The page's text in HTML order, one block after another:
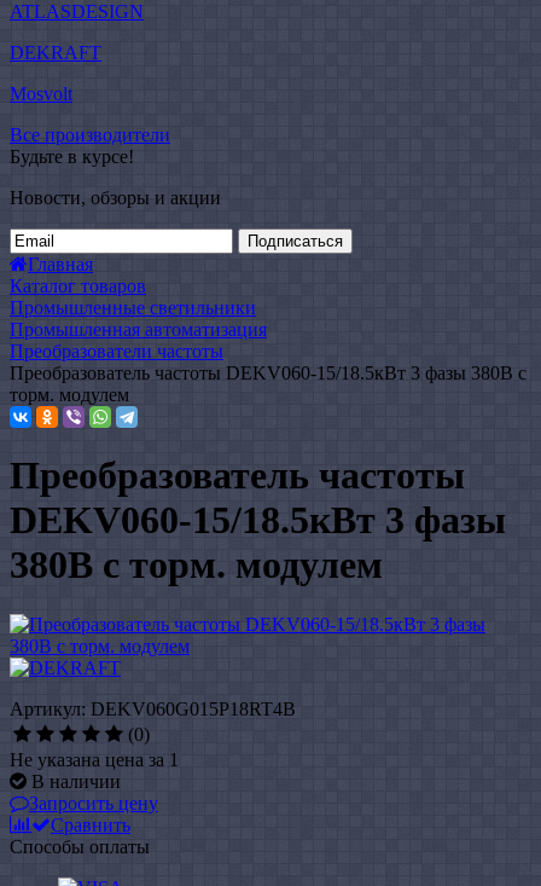
ATLASDESIGN
DEKRAFT
Mosvolt
Все производители
Будьте в курсе!
Новости, обзоры и акции
Подписаться
Главная
Каталог товаров
Промышленные светильники
Промышленная автоматизация
Преобразователи частоты
Преобразователь частоты DEKV060-15/18.5кВт 3 фазы 380В с
торм. модулем
Преобразователь частоты
DEKV060-15/18.5кВт 3 фазы
380В с торм. модулем
Артикул: DEKV060G015P18RT4B
(0)
Не указана цена за 1
В наличии
Запросить цену
Сравнить
Способы оплаты